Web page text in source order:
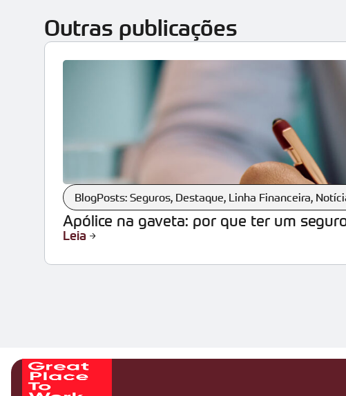
Outras publicações
BlogPosts: Seguros, Destaque, Linha Financeira,
Apólice na gaveta: por que ter um
Leia